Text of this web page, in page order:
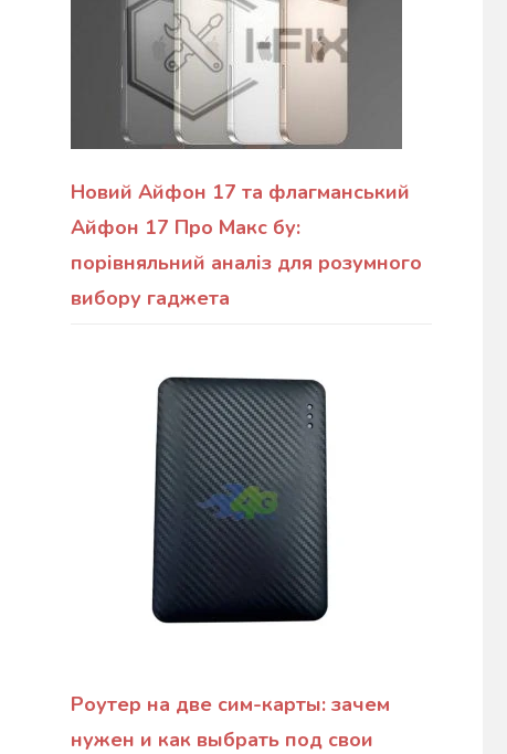
Новий Айфон 17 та флагманський
Айфон 17 Про Макс бу:
порівняльний аналіз для розумного
вибору гаджета
Роутер на две сим-карты: зачем
нужен и как выбрать под свои